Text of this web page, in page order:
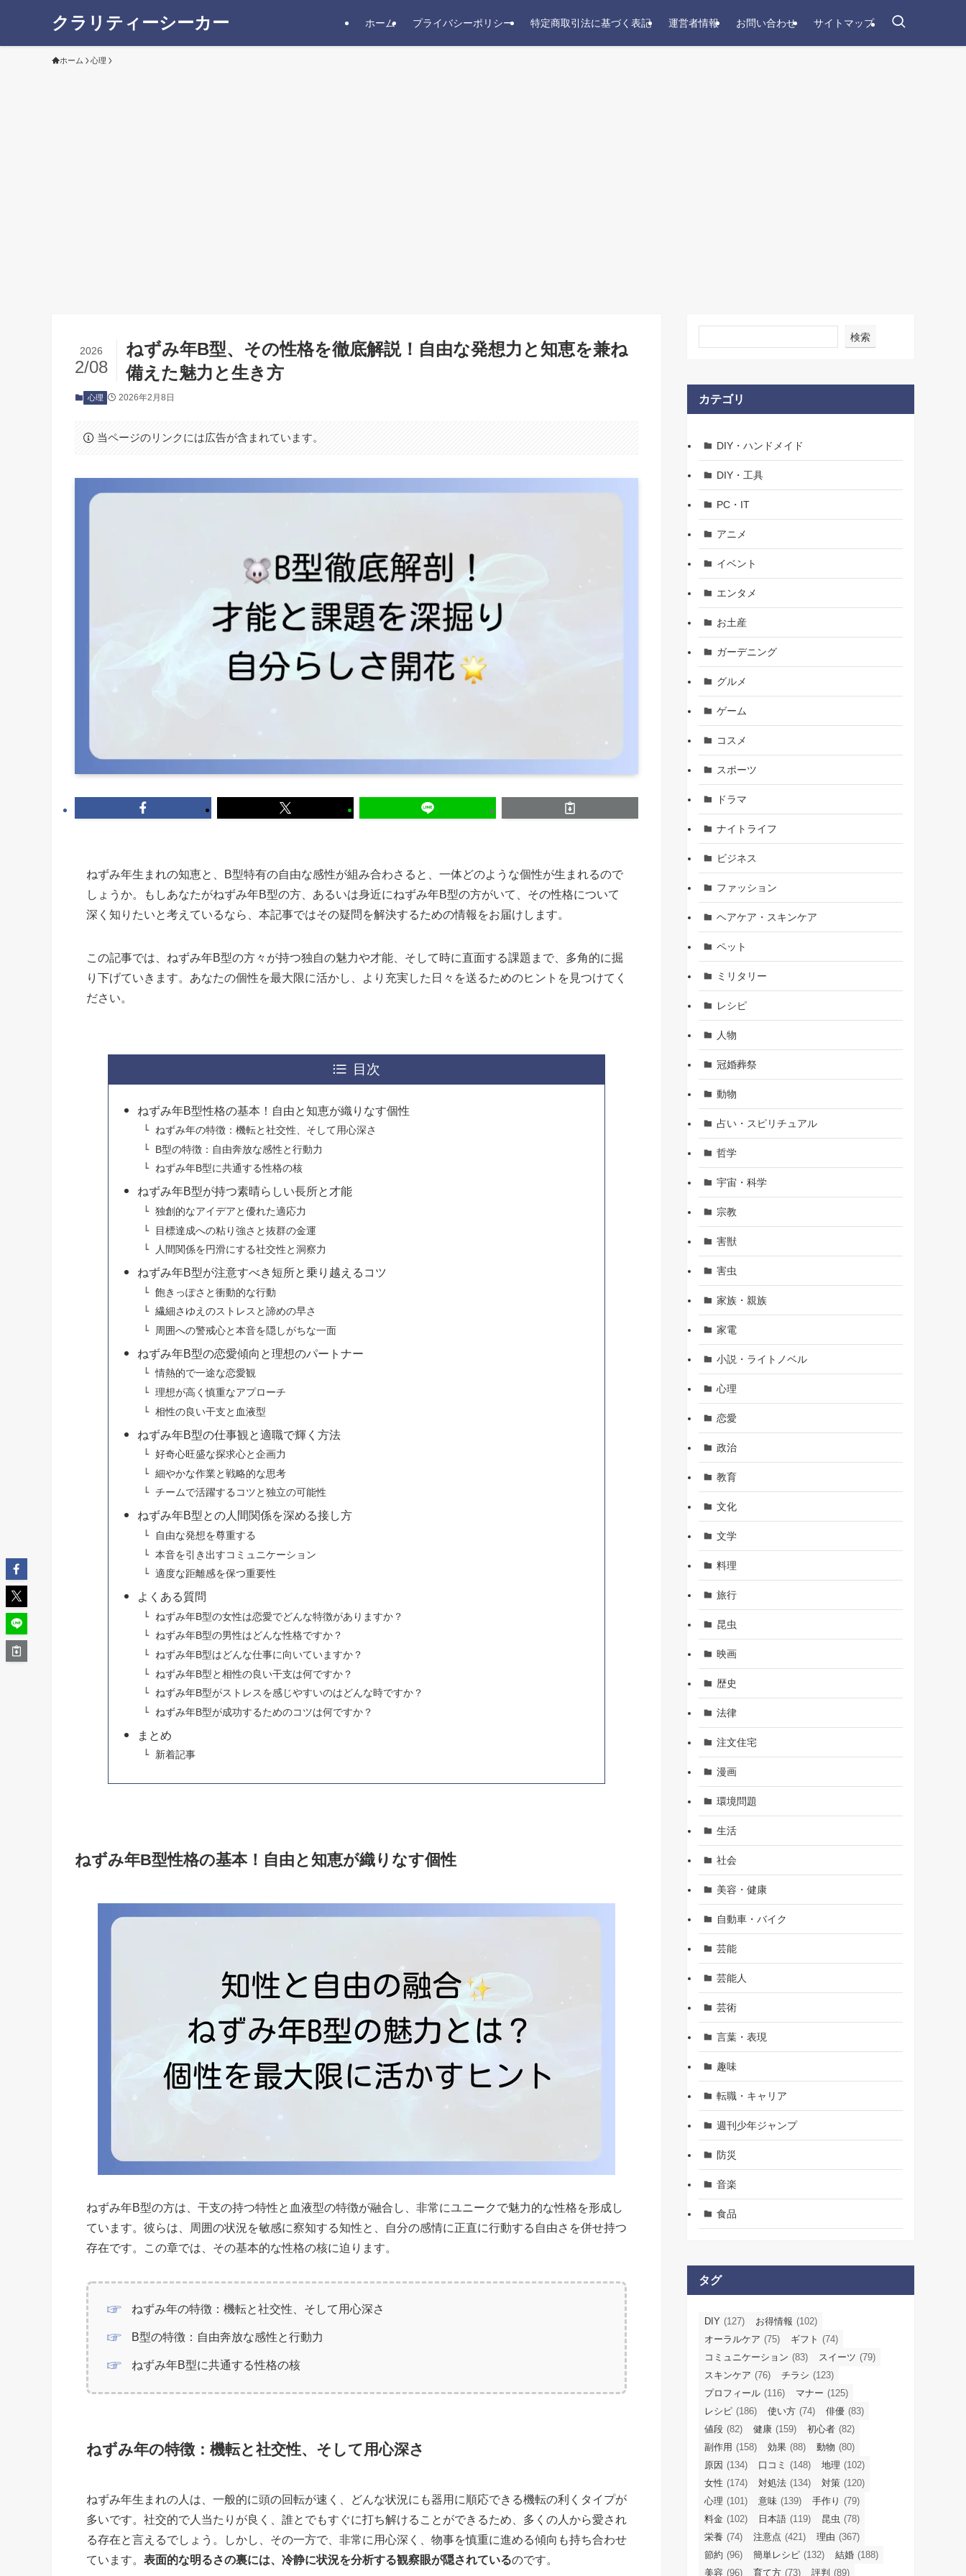
クラリティーシーカー ホーム プライバシーポリシー 特定商取引法に基づく表記 運営者情報 お問い合わせ サイトマップ
ホーム 心理
ねずみ年B型、その性格を徹底解説！自由な発想力と知恵を兼ね
備えた魅力と生き方
2026
2/08
心理 2026年2月8日
当ページのリンクには広告が含まれています。
ねずみ年生まれの知恵と、B型特有の自由な感性が組み合わさると、一体どのような個性が生まれるので
しょうか。もしあなたがねずみ年B型の方、あるいは身近にねずみ年B型の方がいて、その性格について
深く知りたいと考えているなら、本記事ではその疑問を解決するための情報をお届けします。
この記事では、ねずみ年B型の方々が持つ独自の魅力や才能、そして時に直面する課題まで、多角的に掘
り下げていきます。あなたの個性を最大限に活かし、より充実した日々を送るためのヒントを見つけてく
ださい。
目次
ねずみ年B型性格の基本！自由と知恵が織りなす個性
ねずみ年の特徴：機転と社交性、そして用心深さ
B型の特徴：自由奔放な感性と行動力
ねずみ年B型に共通する性格の核
ねずみ年B型が持つ素晴らしい長所と才能
独創的なアイデアと優れた適応力
目標達成への粘り強さと抜群の金運
人間関係を円滑にする社交性と洞察力
ねずみ年B型が注意すべき短所と乗り越えるコツ
飽きっぽさと衝動的な行動
繊細さゆえのストレスと諦めの早さ
周囲への警戒心と本音を隠しがちな一面
ねずみ年B型の恋愛傾向と理想のパートナー
情熱的で一途な恋愛観
理想が高く慎重なアプローチ
相性の良い干支と血液型
ねずみ年B型の仕事観と適職で輝く方法
好奇心旺盛な探求心と企画力
細やかな作業と戦略的な思考
チームで活躍するコツと独立の可能性
ねずみ年B型との人間関係を深める接し方
自由な発想を尊重する
本音を引き出すコミュニケーション
適度な距離感を保つ重要性
よくある質問
ねずみ年B型の女性は恋愛でどんな特徴がありますか？
ねずみ年B型の男性はどんな性格ですか？
ねずみ年B型はどんな仕事に向いていますか？
ねずみ年B型と相性の良い干支は何ですか？
ねずみ年B型がストレスを感じやすいのはどんな時ですか？
ねずみ年B型が成功するためのコツは何ですか？
まとめ
新着記事
ねずみ年B型性格の基本！自由と知恵が織りなす個性
ねずみ年B型の方は、干支の持つ特性と血液型の特徴が融合し、非常にユニークで魅力的な性格を形成し
ています。彼らは、周囲の状況を敏感に察知する知性と、自分の感情に正直に行動する自由さを併せ持つ
存在です。この章では、その基本的な性格の核に迫ります。
ねずみ年の特徴：機転と社交性、そして用心深さ
B型の特徴：自由奔放な感性と行動力
ねずみ年B型に共通する性格の核
ねずみ年の特徴：機転と社交性、そして用心深さ
ねずみ年生まれの人は、一般的に頭の回転が速く、どんな状況にも器用に順応できる機転の利くタイプが
多いです。社交的で人当たりが良く、誰とでもすぐに打ち解けることができるため、多くの人から愛され
る存在と言えるでしょう。しかし、その一方で、非常に用心深く、物事を慎重に進める傾向も持ち合わせ
ています。 表面的な明るさの裏には、冷静に状況を分析する観察眼が隠されているのです。
検索
カテゴリ
DIY・ハンドメイド
DIY・工具
PC・IT
アニメ
イベント
エンタメ
お土産
ガーデニング
グルメ
ゲーム
コスメ
スポーツ
ドラマ
ナイトライフ
ビジネス
ファッション
ヘアケア・スキンケア
ペット
ミリタリー
レシピ
人物
冠婚葬祭
動物
占い・スピリチュアル
哲学
宇宙・科学
宗教
害獣
害虫
家族・親族
家電
小説・ライトノベル
心理
恋愛
政治
教育
文化
文学
料理
旅行
昆虫
映画
歴史
法律
注文住宅
漫画
環境問題
生活
社会
美容・健康
自動車・バイク
芸能
芸能人
芸術
言葉・表現
趣味
転職・キャリア
週刊少年ジャンプ
防災
音楽
食品
タグ
DIY (127) お得情報 (102)
オーラルケア (75) ギフト (74)
コミュニケーション (83) スイーツ (79)
スキンケア (76) チラシ (123)
プロフィール (116) マナー (125)
レシピ (186) 使い方 (74) 俳優 (83)
値段 (82) 健康 (159) 初心者 (82)
副作用 (158) 効果 (88) 動物 (80)
原因 (134) 口コミ (148) 地理 (102)
女性 (174) 対処法 (134) 対策 (120)
心理 (101) 意味 (139) 手作り (79)
料金 (102) 日本語 (119) 昆虫 (78)
栄養 (74) 注意点 (421) 理由 (367)
節約 (96) 簡単レシピ (132) 結婚 (188)
美容 (96) 育て方 (73) 評判 (89)